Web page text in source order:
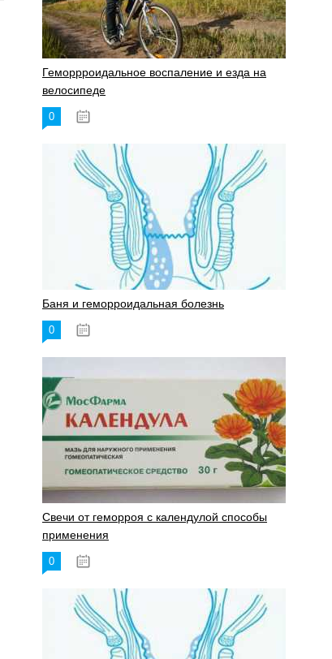
Геморрроидальное воспаление и езда на
велосипеде
0
Баня и геморроидальная болезнь
0
Свечи от геморроя с календулой способы
применения
0